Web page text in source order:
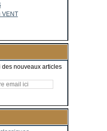
VENT
nouveaux articles